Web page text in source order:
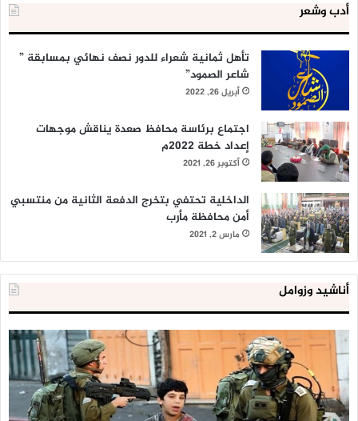
أدب وشعر
تأهل ثمانية شعراء للدور نصف نهائي بمسابقة ”
شاعر الصمود”
أبريل 26, 2022
اجتماع برئاسة محافظ صعدة يناقش موجهات
إعداد خطة 2022م
أكتوبر 26, 2021
الداخلية تحتفي بتخرج الدفعة الثانية من منتسبي
أمن محافظة مأرب
مارس 2, 2021
أناشيد وزوامل
العدو
الإسرائيلي
اعتقل
543
طفلا